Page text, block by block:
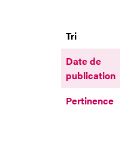
Tri
Date de
publication
Pertinence